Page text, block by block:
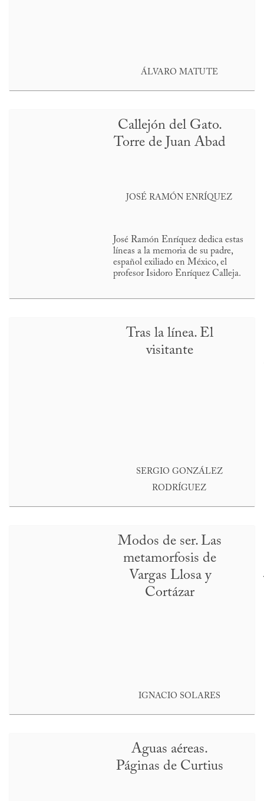
ÁLVARO MATUTE
Callejón del Gato.
Torre de Juan Abad
JOSÉ RAMÓN ENRÍQUEZ
José Ramón Enríquez dedica estas
líneas a la memoria de su padre,
español exiliado en México, el
profesor Isidoro Enríquez Calleja.
Tras la línea. El
visitante
SERGIO GONZÁLEZ
RODRÍGUEZ
Modos de ser. Las
metamorfosis de
Vargas Llosa y
Cortázar
IGNACIO SOLARES
Aguas aéreas.
Páginas de Curtius